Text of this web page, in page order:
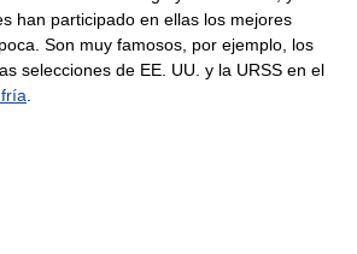
han participado en ellas los mejores
Son muy famosos, por ejemplo, los
selecciones de EE. UU. y la URSS en el